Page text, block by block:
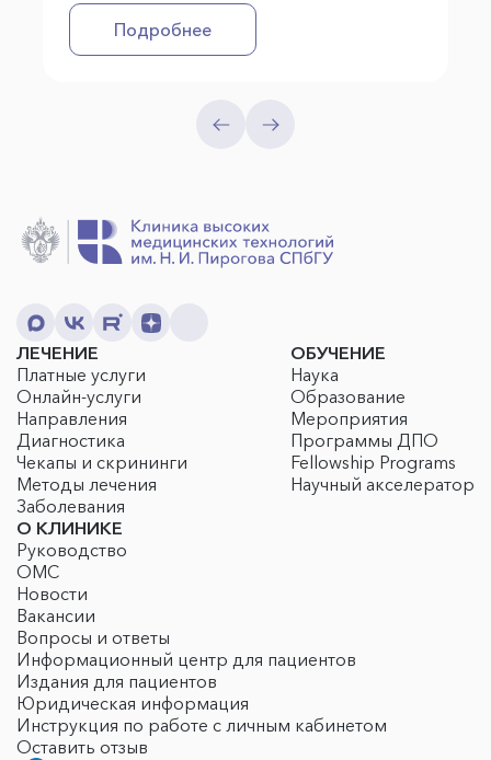
Подробнее
ЛЕЧЕНИЕ
Платные услуги
Онлайн-услуги
Направления
Диагностика
Чекапы и скрининги
Методы лечения
Заболевания
ОБУЧЕНИЕ
Наука
Образование
Мероприятия
Программы ДПО
Fellowship Programs
Научный акселератор
О КЛИНИКЕ
Руководство
ОМС
Новости
Вакансии
Вопросы и ответы
Информационный центр для пациентов
Издания для пациентов
Юридическая информация
Инструкция по работе с личным кабинетом
Оставить отзыв